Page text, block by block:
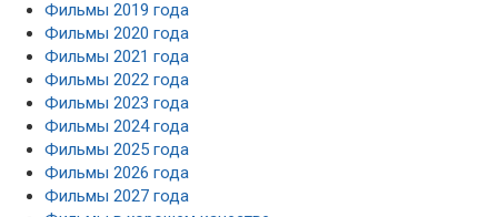
Фильмы 2019 года
Фильмы 2020 года
Фильмы 2021 года
Фильмы 2022 года
Фильмы 2023 года
Фильмы 2024 года
Фильмы 2025 года
Фильмы 2026 года
Фильмы 2027 года